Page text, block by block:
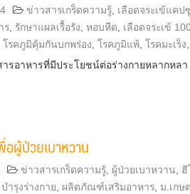
ข่าวสารเกร็ดความรู้, เลือดจระเข้แคป
ร, รักษาแผลเรื้อรัง หอบหืด เลือดจระเข้
โรคภูมิคุ้มกันบกพร่อง โรคภูมิแพ้, โรคมะเร็ง
ารอาหารที่มีประโยชน์ต่อร่างกายหลากหล
อผู้ป่วยเบาหวาน
ข่าวสารเกร็ดความรู้, ผู้ป่วยเบาหวาน, ฮี
บำรุงร่างกาย, ผลิตภัณฑ์เสริมอาหาร, ม.เกษ